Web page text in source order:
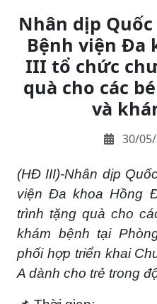
Nhân dịp
Bệnh viện Đa
III tổ chức
quà cho các
và
30/
(HĐ III)-Nhân dịp
viện Đa khoa Hồng
trình tặng quà cho
khám bệnh tại
phối hợp triển khai
A dành cho trẻ trong